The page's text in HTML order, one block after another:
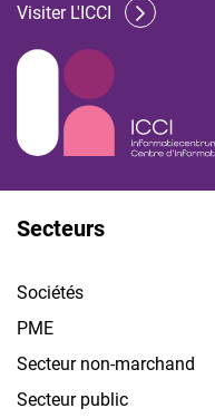
Visiter L'ICCI
Secteurs
Sociétés
PME
Secteur non-marchand
Secteur public